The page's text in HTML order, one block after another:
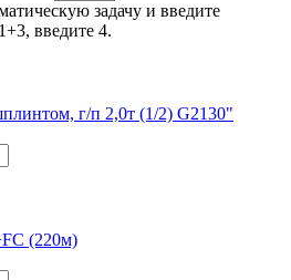
задачу и введите
введите 4.
г/п 2,0т (1/2) G2130"
(220м)